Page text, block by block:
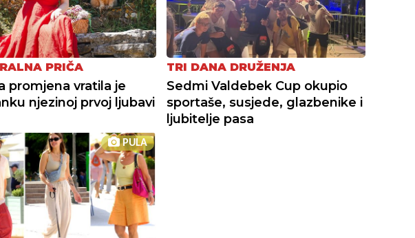
PRIČA
promjena vratila je
njezinoj prvoj ljubavi
TRI DANA DRUŽENJA
Sedmi Valdebek Cup okupio
sportaše, susjede, glazbenike i
ljubitelje pasa
PULA